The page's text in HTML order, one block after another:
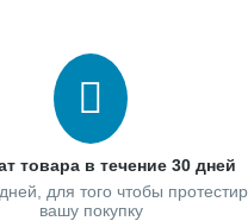
товара в течение 30 дней
для того чтобы
вашу покупку